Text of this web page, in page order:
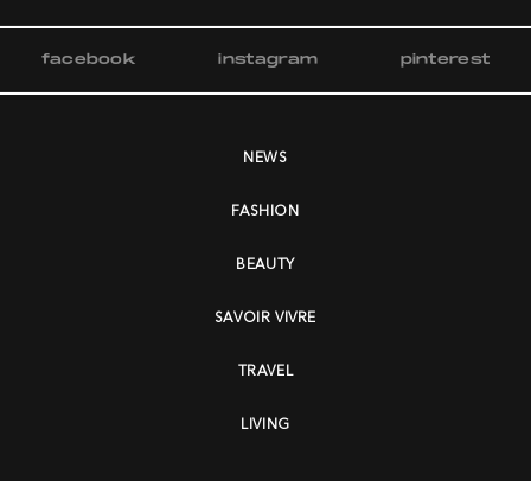
facebook instagram pinterest
NEWS
FASHION
BEAUTY
SAVOIR VIVRE
TRAVEL
LIVING